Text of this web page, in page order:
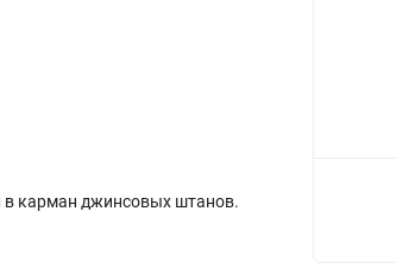
в карман джинсовых штанов.